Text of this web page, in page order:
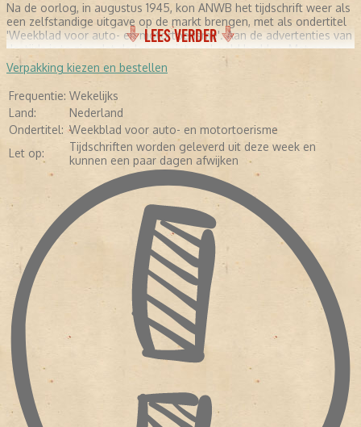
Na de oorlog, in augustus 1945, kon ANWB het tijdschrift weer als
een zelfstandige uitgave op de markt brengen, met als ondertitel
'Weekblad voor auto- en motortoerisme'. Aan de advertenties van
destijds is te zien dat de lezers niet veel geld hadden. Met name
professionele garages adverteerden met hun diensten. Daarnaast
werd de motorolie aangeprezen. In de jaren zeventig werd de
eerste 'Kampioen' in kleur gedrukt. Tevens kwam er meer geld vrij
voor het testen van auto's en meer fotografie. De redactie
besloot zich meer te gaan richten op mensen met kennis van
auto's. Hierdoor werd het blad minder geschikt voor leken. Vijftien
jaar later (in 1985) verscheen het tijdschrift in full color en in de
jaren negentig werd gebruikgemaakt van glossy-papier. Inmiddels
werd 'Autokampioen' nog maar tweewekelijks uitgebracht. Ook de
ondertitel verdween. De redactie hield de lezers nog steeds op de
hoogte door testverslagen van de nieuwste modellen te
publiceren, informatie te geven over occasions, experts aan het
woord laten en reportages over klassiekers en prototypes te
maken. In de loop der jaren liep de oplage en de advertentie
inkomsten geleidelijk aan terug. Daarop besloot ANWB in 2010 de
laatste editie van 'Autokampioen' uit te brengen op 26 oktober.
Bron:
Magazine! 150 jaar publiekstijdschriften
LEES VERDER
Verpakking kiezen en bestellen
Frequentie: Wekelijks
Land:
Nederland
Ondertitel: Weekblad voor auto- en motortoerisme
Let op:
Tijdschriften worden geleverd uit deze week en
kunnen een paar dagen afwijken